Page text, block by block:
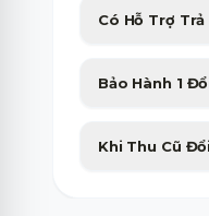
Sản phẩm được
nhiều điều kiện
Có Hỗ Trợ
Minh Phát
nhanh gọn trong
Bảo Hành 1
Sản phẩm bị lỗi
Khi Thu Cũ